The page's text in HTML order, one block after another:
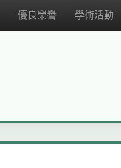
優良榮譽 學術活動